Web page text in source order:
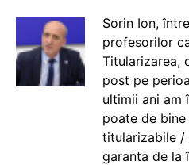
Sorin Ion,
profesorilor
Titularizarea,
post pe
ultimii ani am
poate de
titularizabile /
garanta de la